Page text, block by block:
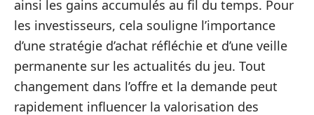
ainsi les gains accumulés au fil du temps. Pour
les investisseurs, cela souligne l’importance
d’une stratégie d’achat réfléchie et d’une veille
permanente sur les actualités du jeu. Tout
changement dans l’offre et la demande peut
rapidement influencer la valorisation des